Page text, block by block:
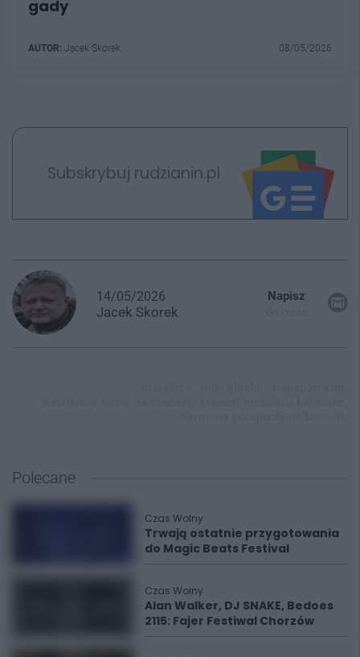
gady
AUTOR: Jacek Skorek 08/05/2026
Subskrybuj rudzianin.pl
14/05/2026
Jacek Skorek
Napisz
Polecane
Czas Wolny
Trwają ostatnie przygotowania
do Magic Beats Festival
Czas Wolny
Alan Walker, DJ SNAKE, Bedoes
2115: Fajer Festiwal Chorzów